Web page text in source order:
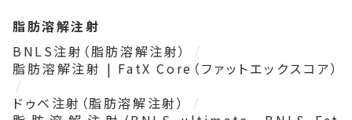
脂肪溶解注射
BNLS注射（脂肪溶解注射）
脂肪溶解注射 | FatX Core（ファットエックスコア）
ドゥベ注射（脂肪溶解注射）